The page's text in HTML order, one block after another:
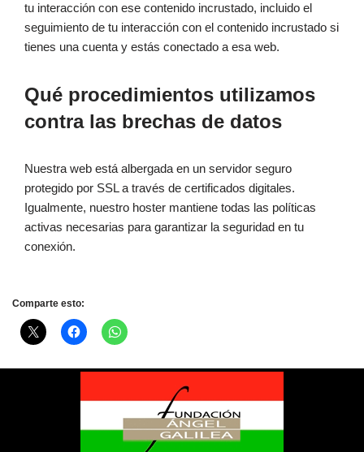
tu interacción con ese contenido incrustado, incluido el
seguimiento de tu interacción con el contenido incrustado si
tienes una cuenta y estás conectado a esa web.
Qué procedimientos utilizamos
contra las brechas de datos
Nuestra web está albergada en un servidor seguro
protegido por SSL a través de certificados digitales.
Igualmente, nuestro hoster mantiene todas las políticas
activas necesarias para garantizar la seguridad en tu
conexión.
Comparte esto: